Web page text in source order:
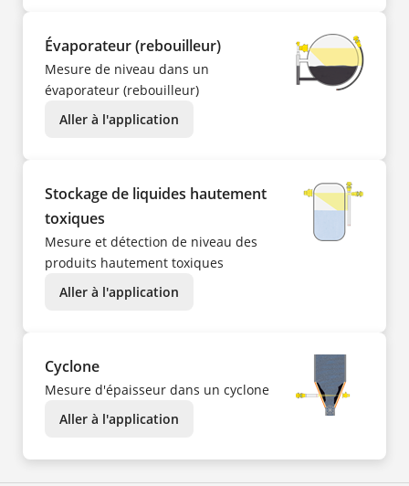
Évaporateur (rebouilleur)
Mesure de niveau dans un
évaporateur (rebouilleur)
Aller à l'application
Stockage de liquides hautement
toxiques
Mesure et détection de niveau des
produits hautement toxiques
Aller à l'application
Cyclone
Mesure d'épaisseur dans un cyclone
Aller à l'application